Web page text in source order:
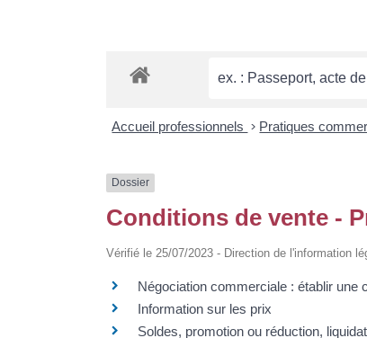
Accueil professionnels > Pratiques
Dossier
Conditions de vente -
Vérifié le 25/07/2023 - Direction de l'information
Négociation commerciale : établir une
Information sur les prix
Soldes, promotion ou réduction,